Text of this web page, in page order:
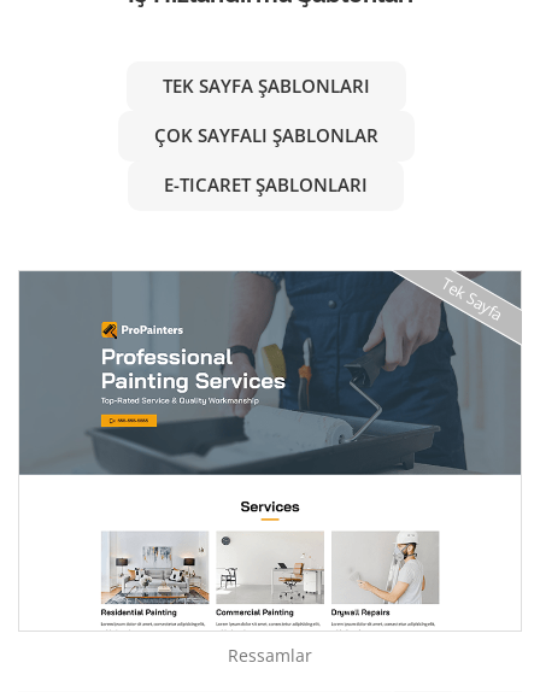
TEK SAYFA ŞABLONLARI
ÇOK SAYFALI ŞABLONLAR
E-TICARET ŞABLONLARI
Tek Sayfa
Ressamlar